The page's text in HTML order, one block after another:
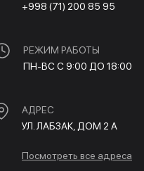
+998 (71) 200 85 95
РЕЖИМ РАБОТЫ
ПН-ВС С 9:00 ДО 18:00
АДРЕС
УЛ. ЛАБЗАК, ДОМ 2 A
Посмотреть все адреса